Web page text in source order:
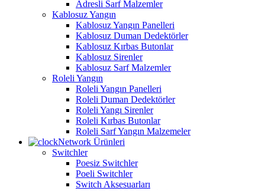
Adresli Sarf Malzemler
Kablosuz Yangın
Kablosuz Yangın Panelleri
Kablosuz Duman Dedektörler
Kablosuz Kırbas Butonlar
Kablosuz Sirenler
Kablosuz Sarf Malzemler
Roleli Yangın
Roleli Yangın Panelleri
Roleli Duman Dedektörler
Roleli Yangı Sirenler
Roleli Kırbas Butonlar
Roleli Sarf Yangın Malzemeler
Network Ürünleri
Switchler
Poesiz Switchler
Poeli Switchler
Switch Aksesuarları